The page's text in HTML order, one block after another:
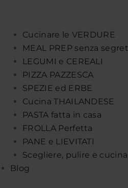
Cucinare le VERDURE
MEAL PREP senza
LEGUMI e CEREALI
PIZZA PAZZESCA
SPEZIE ed ERBE
Cucina THAILANDESE
PASTA fatta in casa
FROLLA Perfetta
PANE e LIEVITATI
Scegliere, pulire e
Blog